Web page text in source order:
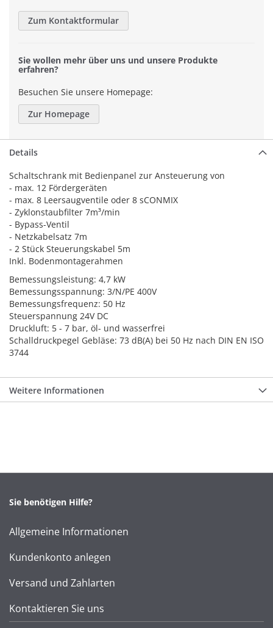
Zum Kontaktformular
Sie wollen mehr über uns und unsere Produkte
erfahren?
Besuchen Sie unsere Homepage:
Zur Homepage
Details
Schaltschrank mit Bedienpanel zur Ansteuerung von
- max. 12 Fördergeräten
- max. 8 Leersaugventile oder 8 sCONMIX
- Zyklonstaubfilter 7m³/min
- Bypass-Ventil
- Netzkabelsatz 7m
- 2 Stück Steuerungskabel 5m
Inkl. Bodenmontagerahmen
Bemessungsleistung: 4,7 kW
Bemessungsspannung: 3/N/PE 400V
Bemessungsfrequenz: 50 Hz
Steuerspannung 24V DC
Druckluft: 5 - 7 bar, öl- und wasserfrei
Schalldruckpegel Gebläse: 73 dB(A) bei 50 Hz nach DIN EN ISO
3744
Weitere Informationen
Sie benötigen Hilfe?
Allgemeine Informationen
Kundenkonto anlegen
Versand und Zahlarten
Kontaktieren Sie uns